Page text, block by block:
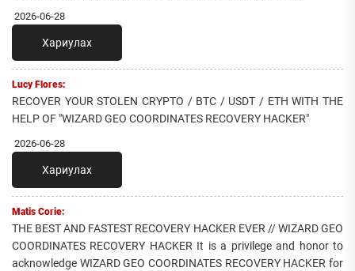
2026-06-28
Хариулах
Lucy Flores:
RECOVER YOUR STOLEN CRYPTO / BTC / USDT / ETH WITH THE
HELP OF "WIZARD GEO COORDINATES RECOVERY HACKER"
2026-06-28
Хариулах
Matis Corie:
THE BEST AND FASTEST RECOVERY HACKER EVER // WIZARD GEO
COORDINATES RECOVERY HACKER It is a privilege and honor to
acknowledge WIZARD GEO COORDINATES RECOVERY HACKER for